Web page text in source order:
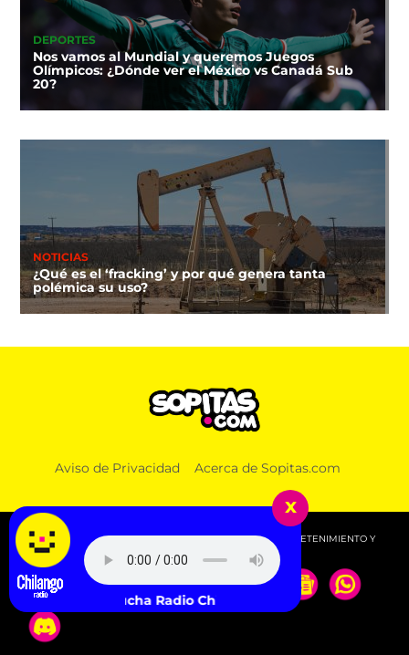
DEPORTES
Nos vamos al Mundial y queremos Juegos
Olímpicos: ¿Dónde ver el México vs Canadá Sub
20?
NOTICIAS
¿Qué es el ‘fracking’ y por qué genera tanta
polémica su uso?
Aviso de Privacidad Acerca de Sopitas.com
© 2026 SOPITAS.COM - MÚSICA, NOTICIAS, DEPORTES, ENTRETENIMIENTO Y
MÁS!.
x
Escucha Radio Chilango -